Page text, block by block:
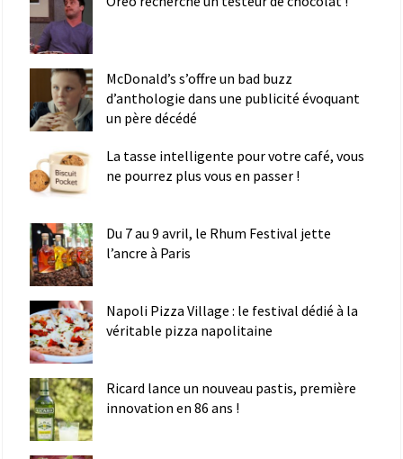
McDonald’s s’offre un bad buzz
d’anthologie dans une publicité évoquant
un père décédé
La tasse intelligente pour votre café, vous
ne pourrez plus vous en passer !
Du 7 au 9 avril, le Rhum Festival jette
l’ancre à Paris
Napoli Pizza Village : le festival dédié à la
véritable pizza napolitaine
Ricard lance un nouveau pastis, première
innovation en 86 ans !